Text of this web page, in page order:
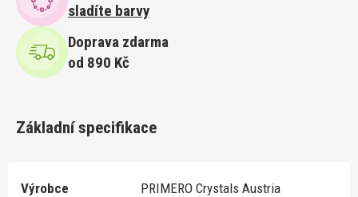
sladíte barvy
Doprava zdarma
od 890 Kč
Základní specifikace
Výrobce PRIMERO Crystals Austria